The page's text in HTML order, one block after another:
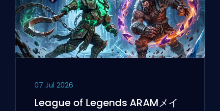
07 Jul 2026
League of Legends ARAMメイ